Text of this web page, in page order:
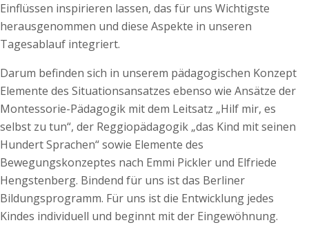
Einflüssen inspirieren lassen, das für uns Wichtigste
herausgenommen und diese Aspekte in unseren
Tagesablauf integriert.
Darum befinden sich in unserem pädagogischen Konzept
Elemente des Situationsansatzes ebenso wie Ansätze der
Montessorie-Pädagogik mit dem Leitsatz „Hilf mir, es
selbst zu tun“, der Reggiopädagogik „das Kind mit seinen
Hundert Sprachen“ sowie Elemente des
Bewegungskonzeptes nach Emmi Pickler und Elfriede
Hengstenberg. Bindend für uns ist das Berliner
Bildungsprogramm. Für uns ist die Entwicklung jedes
Kindes individuell und beginnt mit der Eingewöhnung.